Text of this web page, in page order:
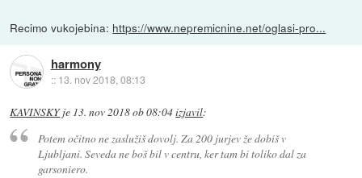
Recimo vukojebina: https://www.nepremicnine.net/oglasi-pro...
harmony
:: 13. nov 2018, 08:13
KAVINSKYje 13. nov 2018 ob 08:04izjavil:
Potem očitno ne zaslužiš dovolj. Za 200 jurjev že dobiš v
Ljubljani. Seveda ne boš bil v centru, ker tam bi toliko dal za
garsoniero.